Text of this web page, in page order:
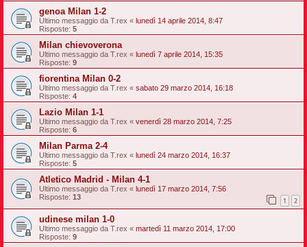
genoa Milan 1-2
Ultimo messaggio da T.rex « lunedì 14 aprile 2014, 8:47
Risposte: 5
Milan chievoverona
Ultimo messaggio da T.rex « lunedì 7 aprile 2014, 15:35
Risposte: 9
fiorentina Milan 0-2
Ultimo messaggio da T.rex « sabato 29 marzo 2014, 16:18
Risposte: 4
Lazio Milan 1-1
Ultimo messaggio da T.rex « venerdì 28 marzo 2014, 7:25
Risposte: 6
Milan Parma 2-4
Ultimo messaggio da T.rex « lunedì 24 marzo 2014, 16:37
Risposte: 5
Atletico Madrid - Milan 4-1
Ultimo messaggio da T.rex « lunedì 17 marzo 2014, 7:56
Risposte: 13 1 2
udinese milan 1-0
Ultimo messaggio da T.rex « martedì 11 marzo 2014, 17:00
Risposte: 9